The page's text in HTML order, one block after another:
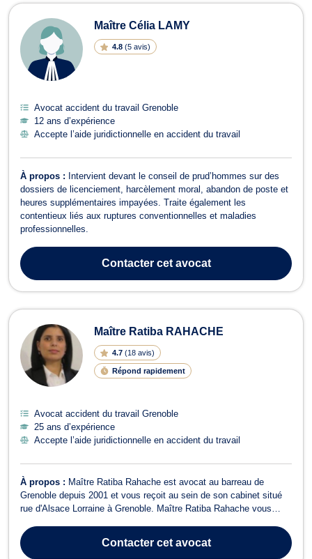
Maître Célia LAMY
4.8 (5 avis)
Avocat accident du travail Grenoble
12 ans d’expérience
Accepte l’aide juridictionnelle en accident du travail
À propos : Intervient devant le conseil de prud’hommes sur des
dossiers de licenciement, harcèlement moral, abandon de poste et
heures supplémentaires impayées. Traite également les
contentieux liés aux ruptures conventionnelles et maladies
professionnelles.
Contactercet avocat
Maître Ratiba RAHACHE
4.7 (18 avis)
Répond rapidement
Avocat accident du travail Grenoble
25 ans d’expérience
Accepte l’aide juridictionnelle en accident du travail
À propos : Maître Ratiba Rahache est avocat au barreau de
Grenoble depuis 2001 et vous reçoit au sein de son cabinet situé
rue d'Alsace Lorraine à Grenoble. Maître Ratiba Rahache vous
tous ses champs de compétence, notamment lors de
problématiques telles que les divo...
Contactercet avocat